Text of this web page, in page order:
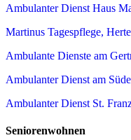
Ambulanter Dienst Haus
Martinus Tagespflege,
Ambulante Dienste am
Ambulanter Dienst am
Ambulanter Dienst St.
Seniorenwohnen